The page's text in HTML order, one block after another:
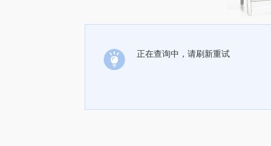
正在查询中，请刷新重试